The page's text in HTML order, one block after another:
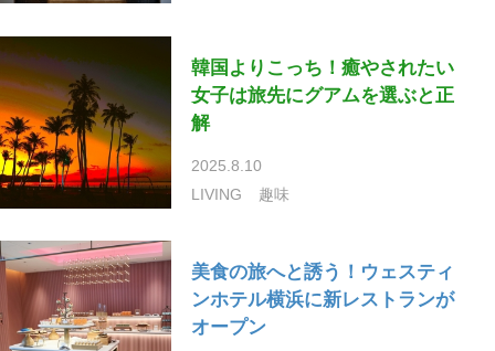
韓国よりこっち！癒やされたい
女子は旅先にグアムを選ぶと正
解
2025.8.10
LIVING
趣味
美食の旅へと誘う！ウェスティ
ンホテル横浜に新レストランが
オープン